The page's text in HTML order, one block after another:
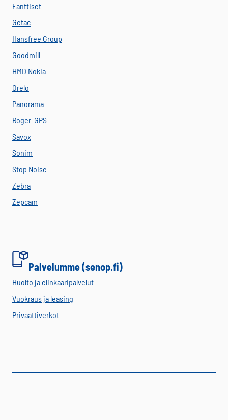
Fanttiset
Getac
Hansfree Group
Goodmill
HMD Nokia
Orelo
Panorama
Roger-GPS
Savox
Sonim
Stop Noise
Zebra
Zepcam
Palvelumme (senop.fi)
Huolto ja elinkaaripalvelut
Vuokraus ja leasing
Privaattiverkot